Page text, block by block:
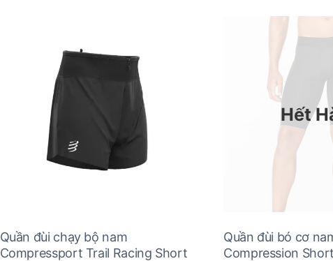
Quần đùi chạy bộ nam
Compressport Trail Racing Short
Hết
Quần đùi bó cơ
Compression